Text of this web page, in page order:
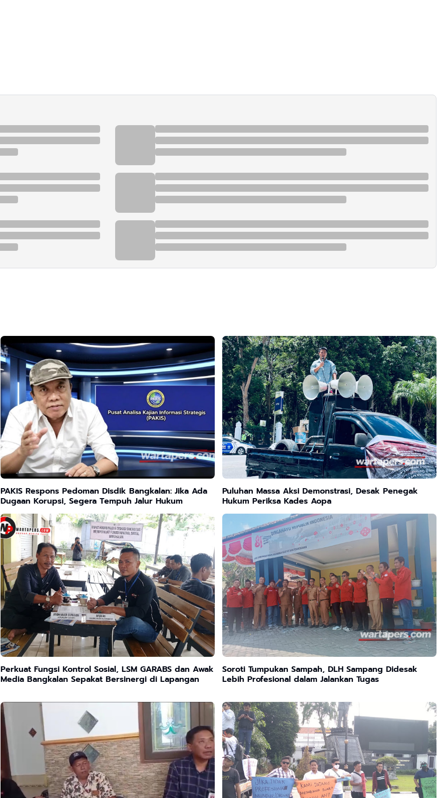
PAKIS Respons Pedoman Disdik Bangkalan: Jika Ada
Dugaan Korupsi, Segera Tempuh Jalur Hukum
Puluhan Massa Aksi Demonstrasi, Desak Penegak
Hukum Periksa Kades Aopa
Perkuat Fungsi Kontrol Sosial, LSM GARABS dan Awak
Media Bangkalan Sepakat Bersinergi di Lapangan
Soroti Tumpukan Sampah, DLH Sampang Didesak
Lebih Profesional dalam Jalankan Tugas